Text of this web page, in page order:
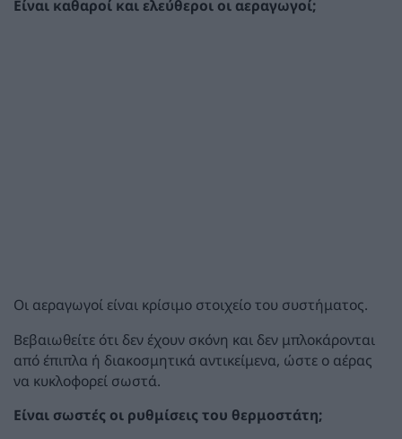
Είναι καθαροί και ελεύθεροι οι αεραγωγοί;
Οι αεραγωγοί είναι κρίσιμο στοιχείο του συστήματος.
Βεβαιωθείτε ότι δεν έχουν σκόνη και δεν μπλοκάρονται
από έπιπλα ή διακοσμητικά αντικείμενα, ώστε ο αέρας
να κυκλοφορεί σωστά.
Είναι σωστές οι ρυθμίσεις του θερμοστάτη;